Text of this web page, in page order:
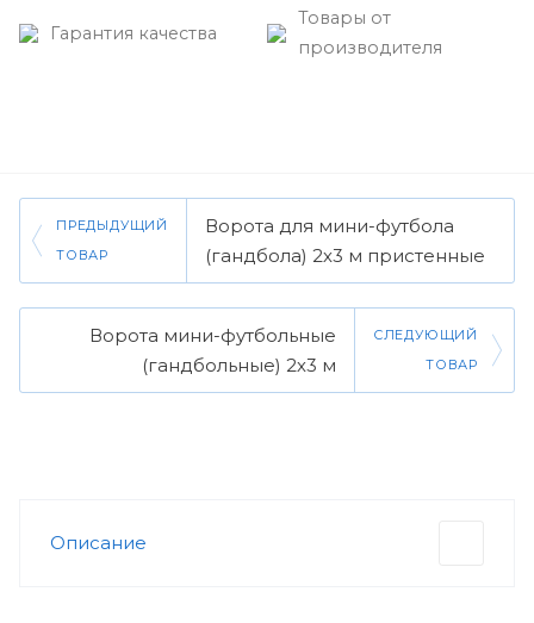
Гарантия качества
Товары от
производителя
ПРЕДЫДУЩИЙ
ТОВАР
Ворота для мини-футбола
(гандбола) 2х3 м пристенные
Ворота мини-футбольные
(гандбольные) 2х3 м
СЛЕДУЮЩИЙ
ТОВАР
Описание